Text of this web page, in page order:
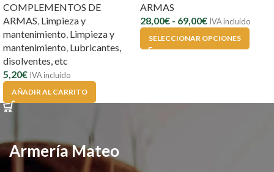
COMPLEMENTOS DE
ARMAS Limpieza y
mantenimiento Limpieza y
mantenimiento Lubricantes,
disolventes, etc
5,20€ IVA incluido
AÑADIR AL CARRITO
ARMAS
28,00€ - 69,00€ IVA incluido
SELECCIONAR OPCIONES
Armería Mateo